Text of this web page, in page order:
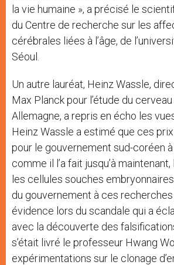
la vie humaine », a précisé le
du Centre de recherche sur les
cérébrales liées à l’âge, de
Séoul.
Un autre lauréat, Heinz Wassle,
Max Planck pour l’étude du
Allemagne, a repris en écho les vues
Heinz Wassle a estimé que ces
pour le gouvernement sud-coréen
comme il l’a fait jusqu’à
les cellules souches
du gouvernement à ces
évidence lors du scandale qui a
avec la découverte des
s’était livré le professeur Hwang
expérimentations sur le clonage